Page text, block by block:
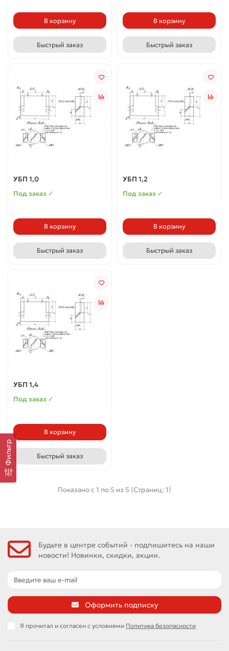
Фильтр
В корзину
Быстрый заказ
В корзину
Быстрый заказ
УБП 1,0
Под заказ ✓
В корзину
Быстрый заказ
УБП 1,2
Под заказ ✓
В корзину
Быстрый заказ
УБП 1,4
Под заказ ✓
В корзину
Быстрый заказ
Показано с 1 по 5 из 5 (Страниц: 1)
Будьте в центре событий - подпишитесь на наши
новости! Новинки, скидки, акции.
Оформить подписку
Я прочитал и согласен с условиями Политика безопасности